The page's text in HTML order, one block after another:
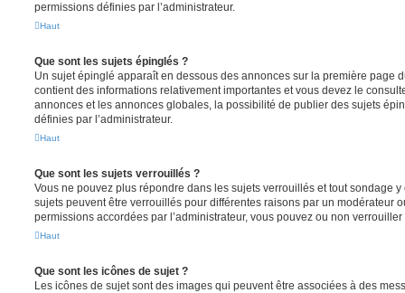
permissions définies par l’administrateur.
Haut
Que sont les sujets épinglés ?
Un sujet épinglé apparaît en dessous des annonces sur la première page
contient des informations relativement importantes et vous devez le
annonces et les annonces globales, la possibilité de publier des sujets
définies par l’administrateur.
Haut
Que sont les sujets verrouillés ?
Vous ne pouvez plus répondre dans les sujets verrouillés et tout sondage
sujets peuvent être verrouillés pour différentes raisons par un modérateur
permissions accordées par l’administrateur, vous pouvez ou non
Haut
Que sont les icônes de sujet ?
Les icônes de sujet sont des images qui peuvent être associées à des